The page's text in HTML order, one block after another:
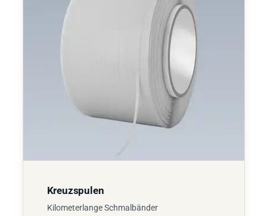
Kreuzspulen
Kilometerlange Schmalbänder